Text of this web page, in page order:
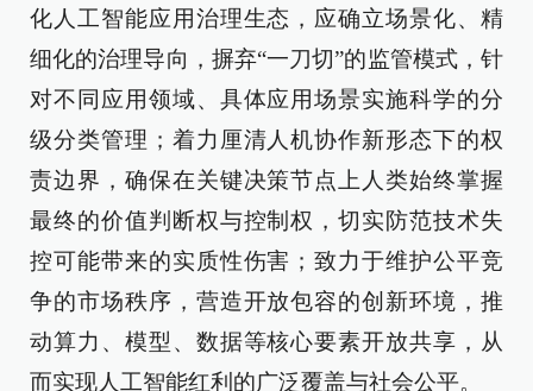
化人工智能应用治理生态，应确立场景化、精
细化的治理导向，摒弃“一刀切”的监管模式，针
对不同应用领域、具体应用场景实施科学的分
级分类管理；着力厘清人机协作新形态下的权
责边界，确保在关键决策节点上人类始终掌握
最终的价值判断权与控制权，切实防范技术失
控可能带来的实质性伤害；致力于维护公平竞
争的市场秩序，营造开放包容的创新环境，推
动算力、模型、数据等核心要素开放共享，从
而实现人工智能红利的广泛覆盖与社会公平。